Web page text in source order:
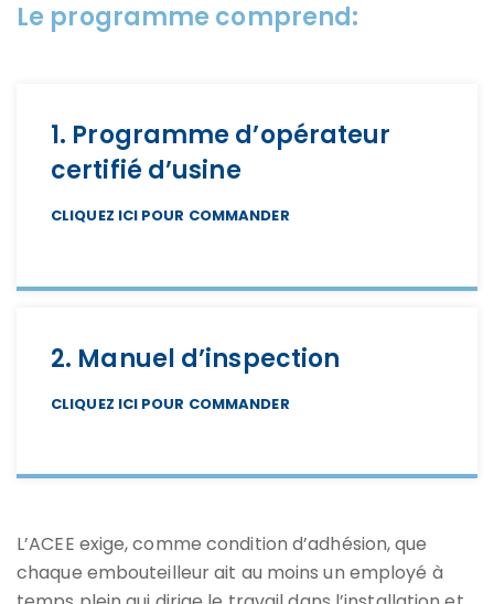
Le programme comprend:
1. Programme d’opérateur
certifié d’usine
CLIQUEZ ICI POUR COMMANDER
2. Manuel d’inspection
CLIQUEZ ICI POUR COMMANDER
L’ACEE exige, comme condition d’adhésion, que
chaque embouteilleur ait au moins un employé à